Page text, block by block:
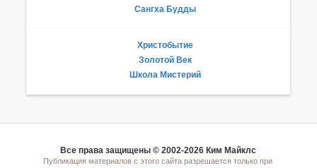
Сангха Будды
Христобытие
Золотой Век
Школа Мистерий
Все права защищены © 2002-2026 Ким Майклс
Публикация материалов с этого сайта разрешается только при